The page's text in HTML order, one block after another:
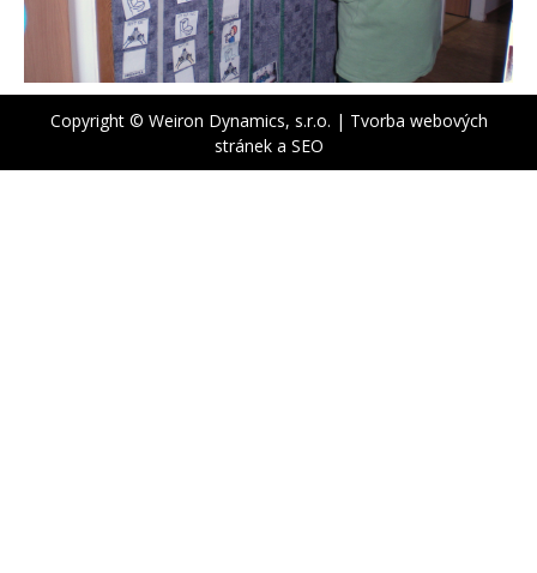
Copyright © Weiron Dynamics, s.r.o. | Tvorba webových
stráneka SEO